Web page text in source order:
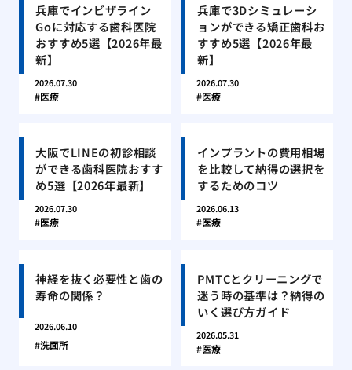
兵庫でインビザライン
Goに対応する歯科医院
おすすめ5選【2026年最
新】
2026.07.30
医療
兵庫で3Dシミュレーシ
ョンができる矯正歯科お
すすめ5選【2026年最
新】
2026.07.30
医療
大阪でLINEの初診相談
ができる歯科医院おすす
め5選【2026年最新】
2026.07.30
医療
インプラントの費用相場
を比較して納得の選択を
するためのコツ
2026.06.13
医療
神経を抜く必要性と歯の
寿命の関係？
2026.06.10
洗面所
PMTCとクリーニングで
迷う時の基準は？納得の
いく選び方ガイド
2026.05.31
医療